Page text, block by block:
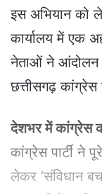
इस अभियान को
कार्यालय में एक
नेताओं ने आंदोलन
छत्तीसगढ़ कांग्रेस
देशभर में कांग्रेस
कांग्रेस पार्टी ने
लेकर ‘संविधान